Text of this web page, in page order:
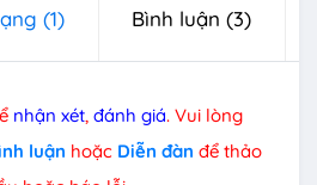
(1) Bình luận (3)
nhận xét, đánh giá. Vui lòng
luận hoặc Diễn đàn để thảo